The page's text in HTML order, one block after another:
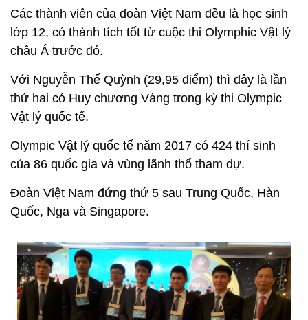
Các thành viên của đoàn Việt Nam đều là học sinh
lớp 12, có thành tích tốt từ cuộc thi Olymphic Vật lý
châu Á trước đó.
Với Nguyễn Thế Quỳnh (29,95 điểm) thì đây là lần
thứ hai có Huy chương Vàng trong kỳ thi Olympic
Vật lý quốc tế.
Olympic Vật lý quốc tế năm 2017 có 424 thí sinh
của 86 quốc gia và vùng lãnh thổ tham dự.
Đoàn Việt Nam đứng thứ 5 sau Trung Quốc, Hàn
Quốc, Nga và Singapore.